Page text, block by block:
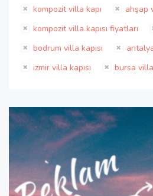
kompozit villa kapı
ahşap
kompozit villa kapısı fiyatları
bodrum villa kapısı
izmir villa kapısı
bursa villa